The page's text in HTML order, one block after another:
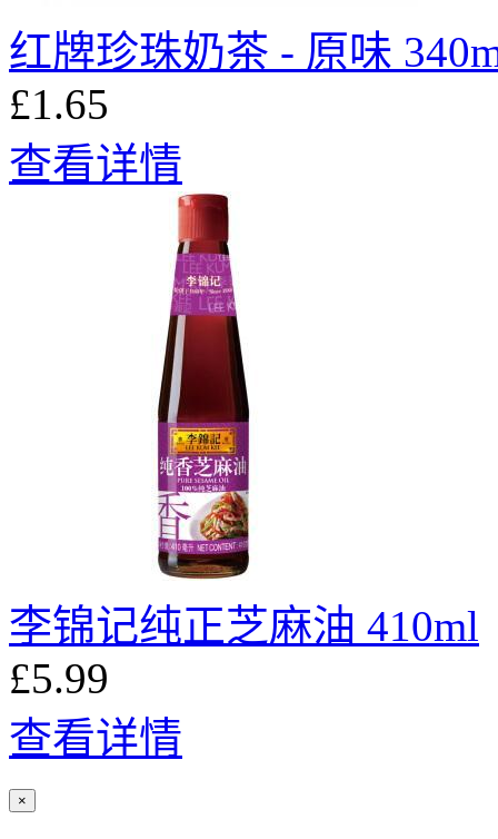
红牌珍珠奶茶 - 原味
£1.65
查看详情
李锦记纯正芝麻油 410ml
£5.99
查看详情
×